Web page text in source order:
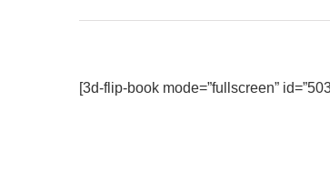
[3d-flip-book mode=”fullscreen”